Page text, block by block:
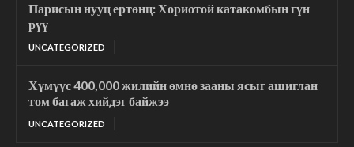
Парисын нууц ертөнц: Хориотой катакомбын гүн
рүү
UNCATEGORIZED
Хүмүүс 400,000 жилийн өмнө зааны ясыг ашиглан
том багаж хийдэг байжээ
UNCATEGORIZED